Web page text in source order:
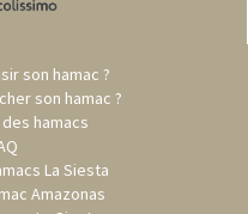
son hamac ?
son hamac ?
hamacs
La Siesta
Amazonas